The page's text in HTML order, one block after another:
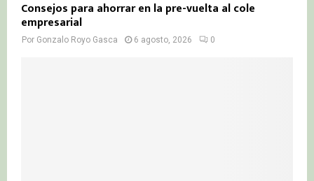
Consejos para ahorrar en la pre-vuelta al cole
empresarial
Por Gonzalo Royo Gasca 6 agosto, 2026 0